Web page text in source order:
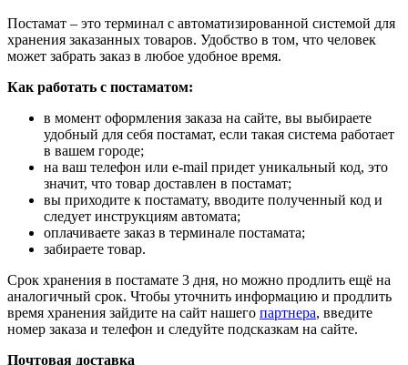
Постамат – это терминал с автоматизированной системой для
хранения заказанных товаров. Удобство в том, что человек
может забрать заказ в любое удобное время.
Как работать с постаматом:
в момент оформления заказа на сайте, вы выбираете
удобный для себя постамат, если такая система работает
в вашем городе;
на ваш телефон или e-mail придет уникальный код, это
значит, что товар доставлен в постамат;
вы приходите к постамату, вводите полученный код и
следует инструкциям автомата;
оплачиваете заказ в терминале постамата;
забираете товар.
Срок хранения в постамате 3 дня, но можно продлить ещё на
аналогичный срок. Чтобы уточнить информацию и продлить
время хранения зайдите на сайт нашего партнера, введите
номер заказа и телефон и следуйте подсказкам на сайте.
Почтовая доставка